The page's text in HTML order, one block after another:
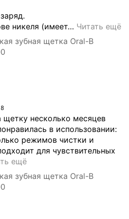
никеля (имеет… Читать ещё
зубная щетка Oral-B
щетку несколько месяцев
в использовании:
режимов чистки и
для чувствительных
ещё
зубная щетка Oral-B